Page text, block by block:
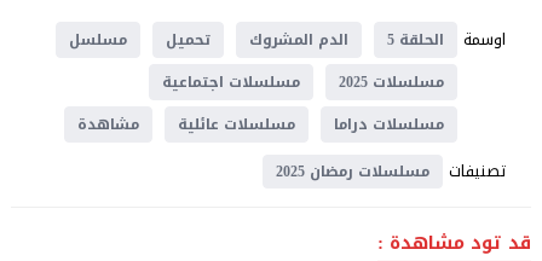
اوسمة
الحلقة 5 الدم المشروك تحميل
مسلسل
مسلسلات 2025
مسلسلات اجتماعية
مسلسلات دراما
مسلسلات عائلية مشاهدة
تصنيفات مسلسلات رمضان 2025
قد تود مشاهدة :